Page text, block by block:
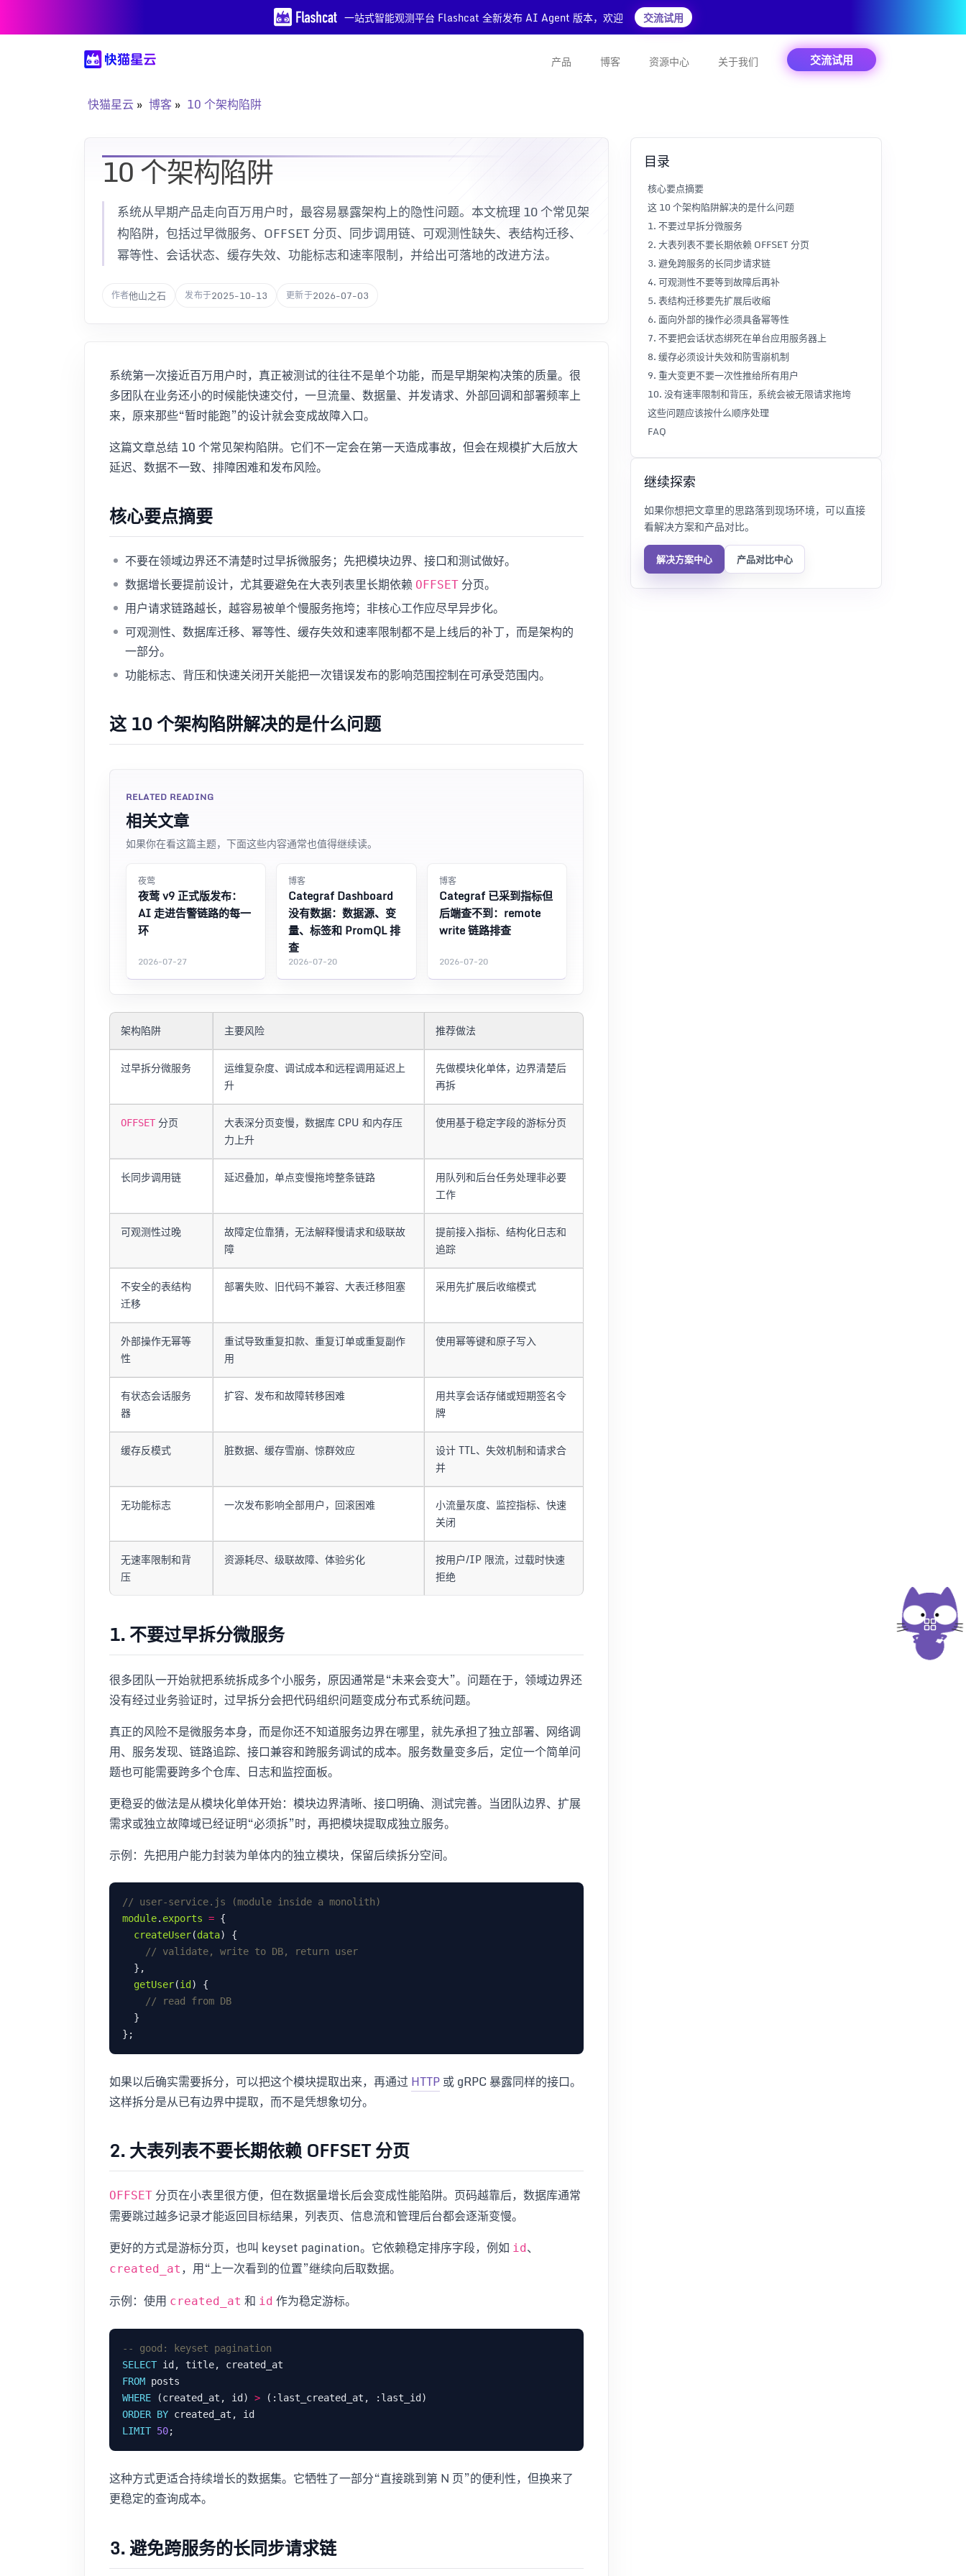
一站式智能观测平台 Flashcat 全新发布 AI Agent 版本，欢迎 交流试用
产品 博客 资源中心 关于我们 交流试用
快猫星云 博客 10 个架构陷阱
10 个架构陷阱
系统从早期产品走向百万用户时，最容易暴露架构上的隐性问题。本文梳理 10 个常见架
构陷阱，包括过早微服务、OFFSET 分页、同步调用链、可观测性缺失、表结构迁移、
幂等性、会话状态、缓存失效、功能标志和速率限制，并给出可落地的改进方法。
作者他山之石 发布于2025-10-13 更新于2026-07-03
系统第一次接近百万用户时，真正被测试的往往不是单个功能，而是早期架构决策的质量。很
多团队在业务还小的时候能快速交付，一旦流量、数据量、并发请求、外部回调和部署频率上
来，原来那些“暂时能跑”的设计就会变成故障入口。
这篇文章总结 10 个常见架构陷阱。它们不一定会在第一天造成事故，但会在规模扩大后放大
延迟、数据不一致、排障困难和发布风险。
核心要点摘要
不要在领域边界还不清楚时过早拆微服务；先把模块边界、接口和测试做好。
数据增长要提前设计，尤其要避免在大表列表里长期依赖 OFFSET 分页。
用户请求链路越长，越容易被单个慢服务拖垮；非核心工作应尽早异步化。
可观测性、数据库迁移、幂等性、缓存失效和速率限制都不是上线后的补丁，而是架构的
一部分。
功能标志、背压和快速关闭开关能把一次错误发布的影响范围控制在可承受范围内。
这 10 个架构陷阱解决的是什么问题
RELATED READING
相关文章
如果你在看这篇主题，下面这些内容通常也值得继续读。
夜莺
夜莺 v9 正式版发布：
AI 走进告警链路的每一
环
2026-07-27
博客
Categraf Dashboard
没有数据：数据源、变
量、标签和 PromQL 排
查
2026-07-20
博客
Categraf 已采到指标但
后端查不到：remote
write 链路排查
2026-07-20
架构陷阱 主要风险 推荐做法
过早拆分微服务
运维复杂度、调试成本和远程调用延迟上
升
先做模块化单体，边界清楚后
再拆
OFFSET 分页
大表深分页变慢，数据库 CPU 和内存压
力上升
使用基于稳定字段的游标分页
长同步调用链 延迟叠加，单点变慢拖垮整条链路
用队列和后台任务处理非必要
工作
可观测性过晚
故障定位靠猜，无法解释慢请求和级联故
障
提前接入指标、结构化日志和
追踪
不安全的表结构
迁移
部署失败、旧代码不兼容、大表迁移阻塞 采用先扩展后收缩模式
外部操作无幂等
性
重试导致重复扣款、重复订单或重复副作
用
使用幂等键和原子写入
有状态会话服务
器
扩容、发布和故障转移困难
用共享会话存储或短期签名令
牌
缓存反模式 脏数据、缓存雪崩、惊群效应
设计 TTL、失效机制和请求合
并
无功能标志 一次发布影响全部用户，回滚困难
小流量灰度、监控指标、快速
关闭
无速率限制和背
压
资源耗尽、级联故障、体验劣化
按用户/IP 限流，过载时快速
拒绝
1. 不要过早拆分微服务
很多团队一开始就把系统拆成多个小服务，原因通常是“未来会变大”。问题在于，领域边界还
没有经过业务验证时，过早拆分会把代码组织问题变成分布式系统问题。
真正的风险不是微服务本身，而是你还不知道服务边界在哪里，就先承担了独立部署、网络调
用、服务发现、链路追踪、接口兼容和跨服务调试的成本。服务数量变多后，定位一个简单问
题也可能需要跨多个仓库、日志和监控面板。
更稳妥的做法是从模块化单体开始：模块边界清晰、接口明确、测试完善。当团队边界、扩展
需求或独立故障域已经证明“必须拆”时，再把模块提取成独立服务。
示例：先把用户能力封装为单体内的独立模块，保留后续拆分空间。
module. exports =
createUser(data
getUser(id
如果以后确实需要拆分，可以把这个模块提取出来，再通过HTTP或 gRPC 暴露同样的接口。
这样拆分是从已有边界中提取，而不是凭想象切分。
2. 大表列表不要长期依赖 OFFSET 分页
OFFSET 分页在小表里很方便，但在数据量增长后会变成性能陷阱。页码越靠后，数据库通常
需要跳过越多记录才能返回目标结果，列表页、信息流和管理后台都会逐渐变慢。
更好的方式是游标分页，也叫 keyset pagination。它依赖稳定排序字段，例如 id、
created_at ，用“上一次看到的位置”继续向后取数据。
示例：使用 created_at 和 id 作为稳定游标。
SELECT
FROM
WHERE (created_at, id) >
ORDER BY
LIMIT 50
这种方式更适合持续增长的数据集。它牺牲了一部分“直接跳到第 N 页”的便利性，但换来了
更稳定的查询成本。
3. 避免跨服务的长同步请求链
目录
核心要点摘要
这 10 个架构陷阱解决的是什么问题
1. 不要过早拆分微服务
2. 大表列表不要长期依赖 OFFSET 分页
3. 避免跨服务的长同步请求链
4. 可观测性不要等到故障后再补
5. 表结构迁移要先扩展后收缩
6. 面向外部的操作必须具备幂等性
7. 不要把会话状态绑死在单台应用服务器上
8. 缓存必须设计失效和防雪崩机制
9. 重大变更不要一次性推给所有用户
10. 没有速率限制和背压，系统会被无限请求拖垮
这些问题应该按什么顺序处理
FAQ
继续探索
如果你想把文章里的思路落到现场环境，可以直接
看解决方案和产品对比。
解决方案中心 产品对比中心